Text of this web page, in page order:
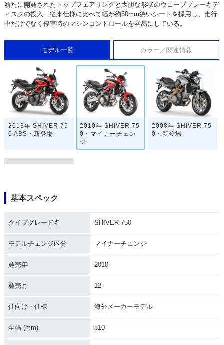
新たに開発されたトップフェアリングと大胆な形状のウェーブブレーキデ
ィスクの投入。従来仕様に比べて幅が約50mm狭いシートを採用し、走行
中だけでなく停車時のマシンコントロールを容易にしている。
モデル一覧 カラー／関連情報
2013年 SHIVER 75
0 ABS・新登場
2010年 SHIVER 75
0・マイナーチェン
ジ
2008年 SHIVER 75
0・新登場
基本スペック
タイプグレード名 SHIVER 750
モデルチェンジ区分 マイナーチェンジ
発売年 2010
発売月 12
仕向け・仕様 海外メーカーモデル
全幅 (mm) 810